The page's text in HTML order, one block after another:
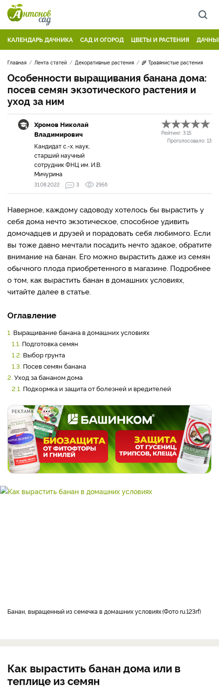
КАЛЕНДАРЬ ДАЧНИКА САД И ОГОРОД ЦВЕТЫ И РАСТЕНИЯ
Главная Лента статей Декоративные растения 🌾 Травянистые растения
Особенности выращивания банана дома:
посев семян экзотического растения и
уход за ним
Хромов Николай
Владимирович
Кандидат с.-х. наук,
старший научный
сотрудник ФНЦ им. И.В.
Мичурина
Рейтинг: 3.15
Проголосовало: 13
31.08.2022 3 2956
Наверное, каждому садоводу хотелось бы вырастить у
себя дома нечто экзотическое, способное удивить
домочадцев и друзей и порадовать себя любимого. Если
вы тоже давно мечтали посадить нечто эдакое, обратите
внимание на банан. Его можно вырастить даже из семян
обычного плода приобретенного в магазине. Подробнее
о том, как вырастить банан в домашних условиях,
читайте далее в статье.
Оглавление
1. Выращивание банана в домашних условиях
1.1. Подготовка семян
1.2. Выбор грунта
1.3. Посев семян банана
2. Уход за бананом дома
2.1. Подкормка и защита от болезней и вредителей
РЕКЛАМА
банан, выращенный из семечка в домашних условиях Фото ru.123rf
Как вырастить банан дома или в
теплице из семян